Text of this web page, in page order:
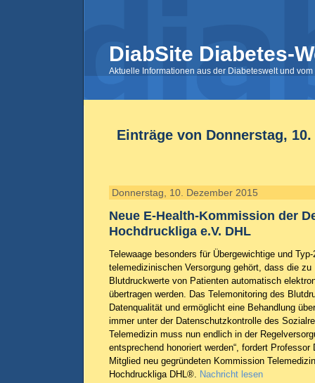
DiabSite Diabetes-
Aktuelle Informationen aus der Diabeteswelt und
Einträge von Donnerstag, 10.
Donnerstag, 10. Dezember 2015
Neue E-Health-Kommission der
Hochdruckliga e.V. DHL
Telewaage besonders für Übergewichtige und
telemedizinischen Versorgung gehört, dass die zu
Blutdruckwerte von Patienten automatisch
übertragen werden. Das Telemonitoring des
Datenqualität und ermöglicht eine Behandlung
immer unter der Datenschutzkontrolle des
Telemedizin muss nun endlich in der
entsprechend honoriert werden“, fordert
Mitglied neu gegründeten Kommission
Hochdruckliga DHL®. Nachricht lesen